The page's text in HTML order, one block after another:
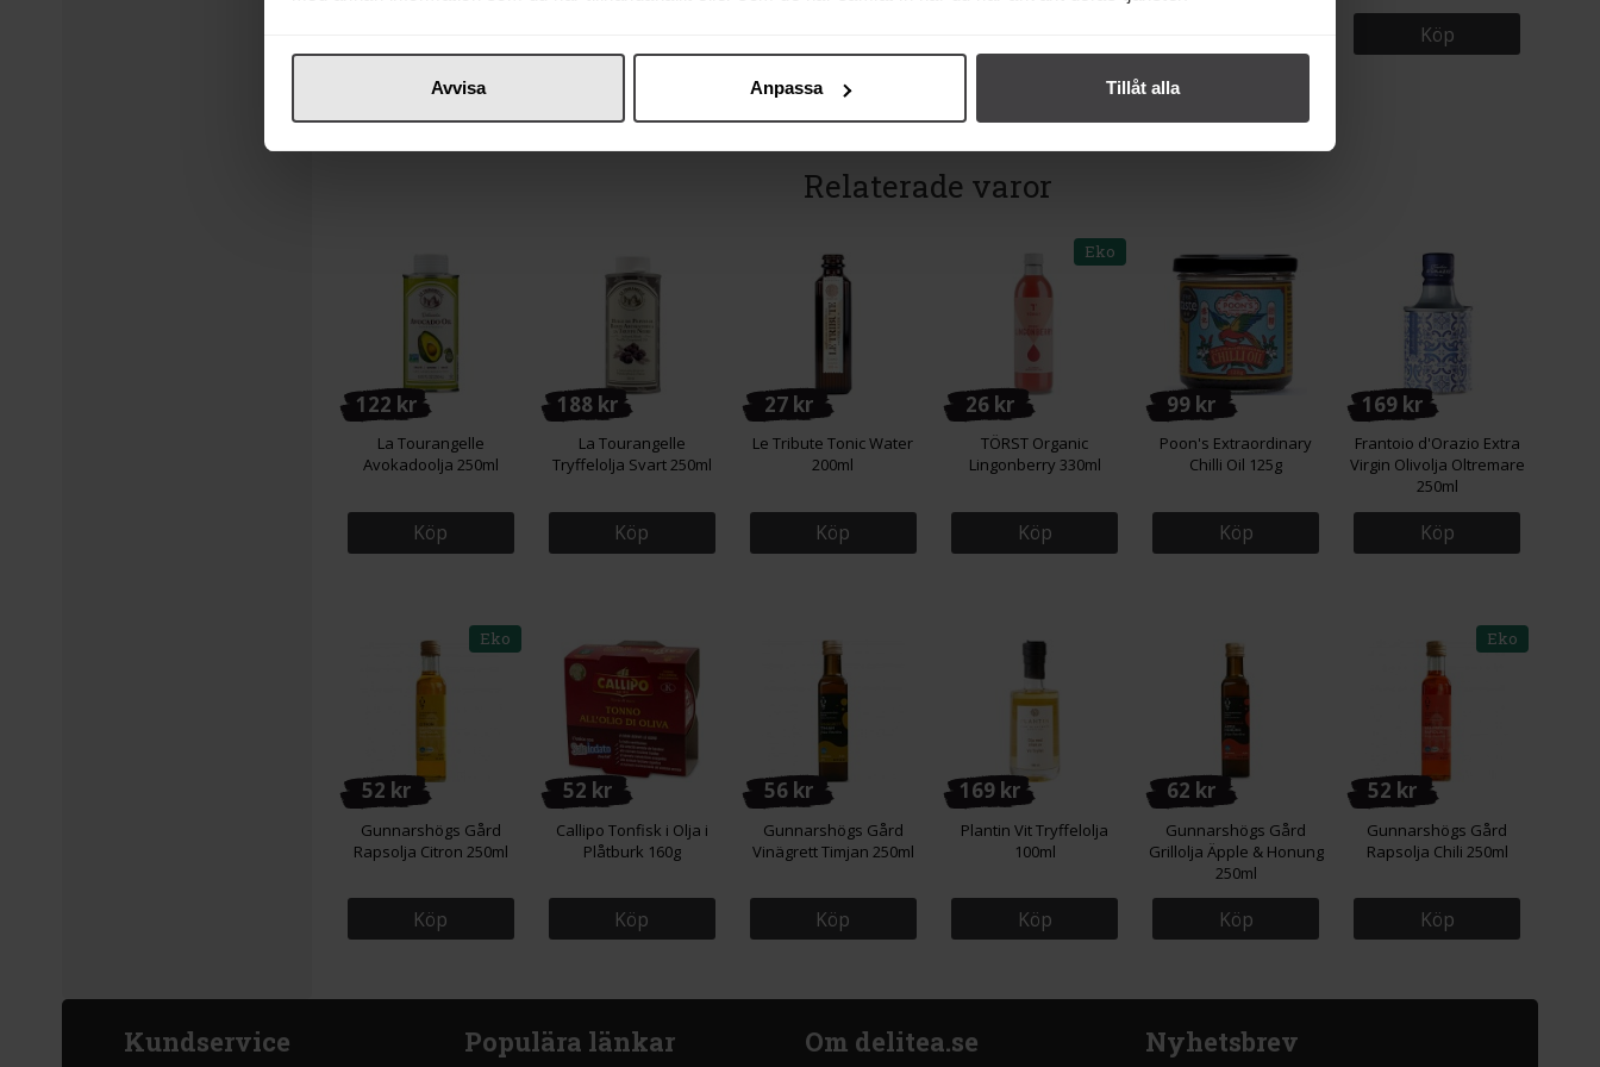
Avvisa Anpassa Tillåt alla
Köp
Relaterade varor
122 kr
La Tourangelle
Avokadoolja 250ml
Köp
188 kr
La Tourangelle
Tryffelolja Svart 250ml
Köp
27 kr
Le Tribute Tonic Water
200ml
Köp
26 kr
Eko
TÖRST Organic
Lingonberry 330ml
Köp
99 kr
Poon's Extraordinary
Chilli Oil 125g
Köp
169 kr
Frantoio d'Orazio Extra
Virgin Olivolja Oltremare
250ml
Köp
52 kr
Eko
Gunnarshögs Gård
Rapsolja Citron 250ml
Köp
52 kr
Callipo Tonfisk i Olja i
Plåtburk 160g
Köp
56 kr
Gunnarshögs Gård
Vinägrett Timjan 250ml
Köp
169 kr
Plantin Vit Tryffelolja
100ml
Köp
62 kr
Gunnarshögs Gård
Grillolja Äpple & Honung
250ml
Köp
52 kr
Eko
Gunnarshögs Gård
Rapsolja Chili 250ml
Köp
Kundservice Populära länkar Om delitea.se Nyhetsbrev